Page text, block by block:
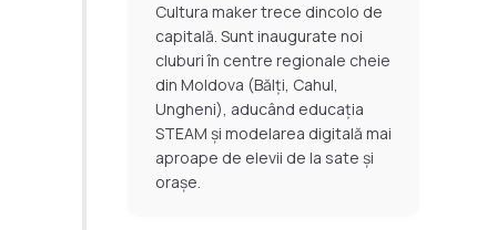
Cultura maker trece dincolo de
capitală. Sunt inaugurate noi
cluburi în centre regionale cheie
din Moldova (Bălți, Cahul,
Ungheni), aducând educația
STEAM și modelarea digitală mai
aproape de elevii de la sate și
orașe.